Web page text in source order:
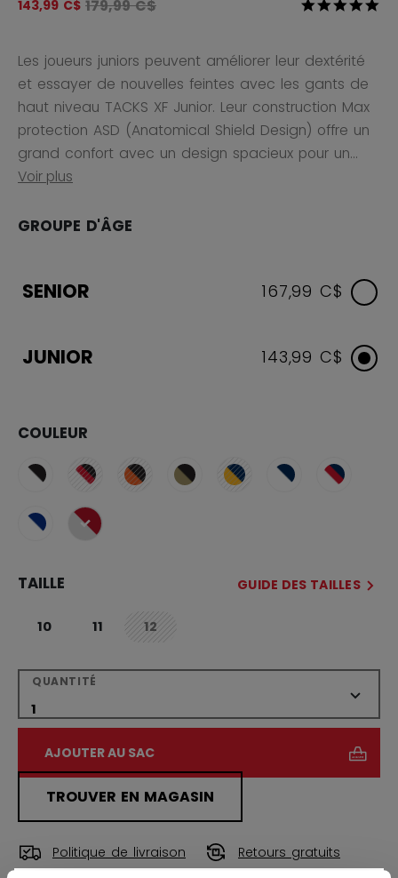
143,99 C$ 179,99 C$ 4,3 sur 5
Les joueurs juniors peuvent améliorer leur dextérité
et essayer de nouvelles feintes avec les gants de
haut niveau TACKS XF Junior. Leur construction Max
protection ASD (Anatomical Shield Design) offre un
grand confort avec un design spacieux pour un...
Voir plus
GROUPE D'ÂGE
SENIOR 167,99 C$
JUNIOR 143,99 C$
COULEUR
sélectionné
TAILLE GUIDE DES TAILLES
10 11 12not.available
QUANTITÉ
AJOUTER AU SAC
TROUVER EN MAGASIN
Politique de livraison Retours gratuits